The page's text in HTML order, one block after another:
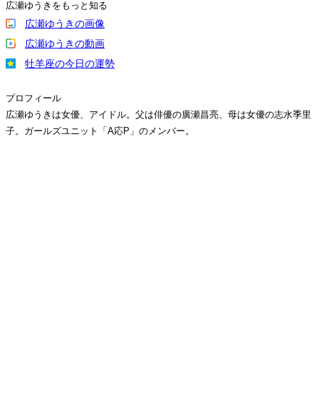
広瀬ゆうきをもっと知る
広瀬ゆうきの画像
広瀬ゆうきの動画
牡羊座の今日の運勢
プロフィール
広瀬ゆうきは女優、アイドル。父は俳優の廣瀬昌亮、母は女優の志水季里
子。ガールズユニット「A応P」のメンバー。